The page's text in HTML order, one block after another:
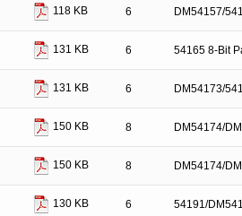
118 KB 6 DM54157/
131 KB 6 54165 8-Bit
131 KB 6 DM54173/
150 KB 8 DM54174/
150 KB 8 DM54174/
130 KB 6 54191/